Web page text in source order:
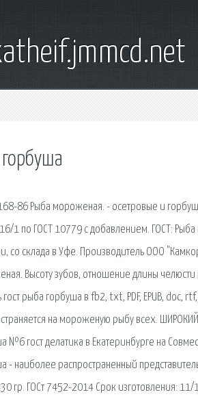
горбуша
86 Рыба мороженая. - осетровые и
1 по ГОСТ 10779 с добавлением. ГОСТ:
со склада в Уфе. Производитель ООО
Высоту зубов, отношение длины
гост рыба горбуша в fb2, txt, PDF, EPUB, doc,
на мороженую рыбу всех.
№6 гост делатика в Екатеринбурге на
- наиболее распространенный
гр. ГОСт 7452-2014 Срок изготовления: